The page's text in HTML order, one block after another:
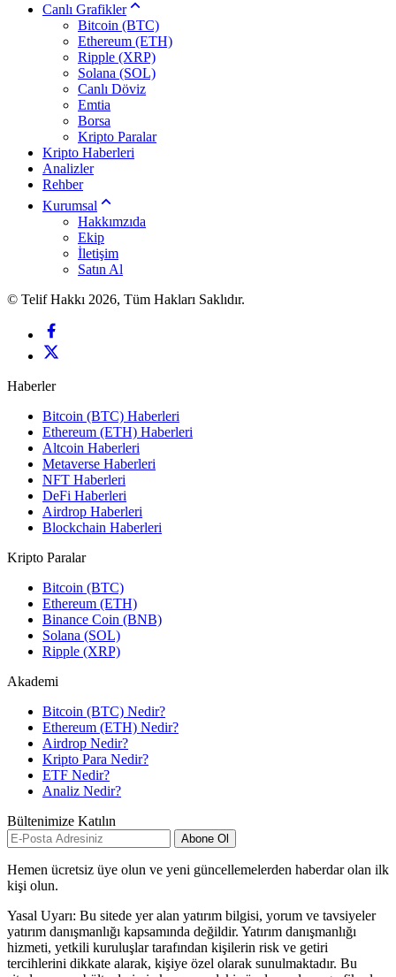
Canlı Grafikler
Bitcoin (BTC)
Ethereum (ETH)
Ripple (XRP)
Solana (SOL)
Canlı Döviz
Emtia
Borsa
Kripto Paralar
Kripto Haberleri
Analizler
Rehber
Kurumsal
Hakkımzıda
Ekip
İletişim
Satın Al
© Telif Hakkı 2026, Tüm Hakları Saklıdır.
Haberler
Bitcoin (BTC) Haberleri
Ethereum (ETH) Haberleri
Altcoin Haberleri
Metaverse Haberleri
NFT Haberleri
DeFi Haberleri
Airdrop Haberleri
Blockchain Haberleri
Kripto Paralar
Bitcoin (BTC)
Ethereum (ETH)
Binance Coin (BNB)
Solana (SOL)
Ripple (XRP)
Akademi
Bitcoin (BTC) Nedir?
Ethereum (ETH) Nedir?
Airdrop Nedir?
Kripto Para Nedir?
ETF Nedir?
Analiz Nedir?
Bültenimize Katılın
Abone Ol
Hemen ücretsiz üye olun ve yeni güncellemelerden haberdar olan ilk
kişi olun.
Yasal Uyarı: Bu sitede yer alan yatırım bilgisi, yorum ve tavsiyeler
yatırım danışmanlığı kapsamında değildir. Yatırım danışmanlığı
hizmeti, yetkili kuruluşlar tarafından kişilerin risk ve getiri
tercihlerini dikkate alarak, kişiye özel olarak sunulmaktadır. Bu